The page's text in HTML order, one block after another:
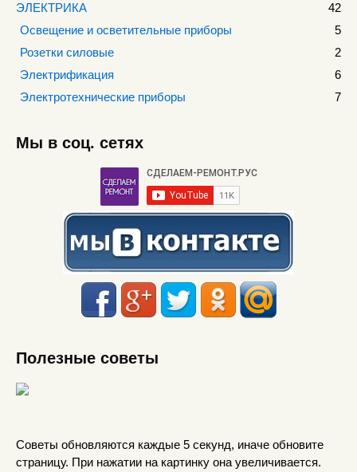
ЭЛЕКТРИКА
42
Освещение и осветительные приборы
5
Розетки силовые
2
Электрификация
6
Электротехнические приборы
7
Мы в соц. сетях
Полезные советы
Советы обновляются каждые 5 секунд, иначе обновите
страницу. При нажатии на картинку она увеличивается.